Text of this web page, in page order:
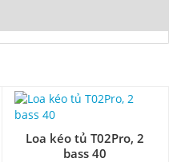
Loa kéo tủ T02Pro, 2
bass 40